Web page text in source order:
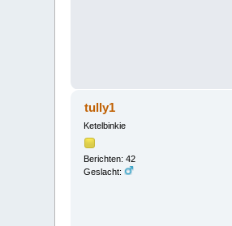
tully1
Ketelbinkie
Berichten: 42
Geslacht: